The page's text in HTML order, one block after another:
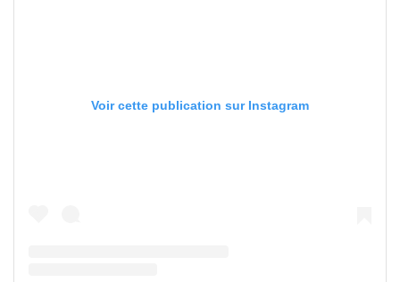
Voir cette publication sur Instagram